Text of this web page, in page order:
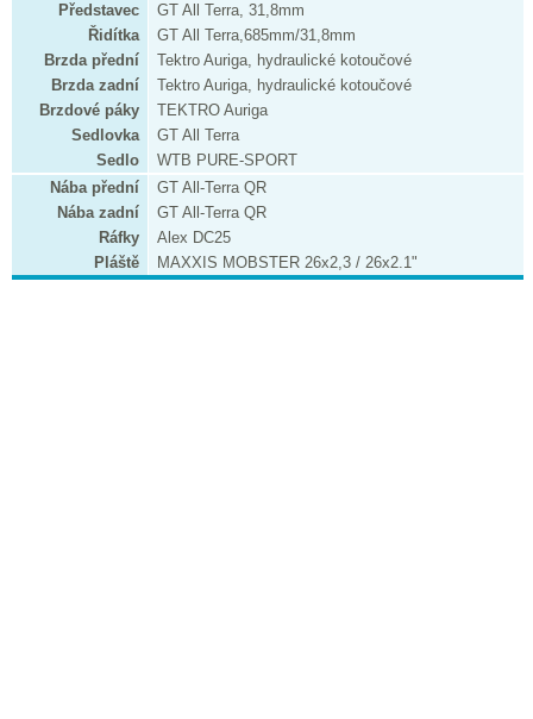
Představec
GT All Terra, 31,8mm
Řidítka
GT All Terra,685mm/31,8mm
Brzda přední
Tektro Auriga, hydraulické kotoučové
Brzda zadní
Tektro Auriga, hydraulické kotoučové
Brzdové páky
TEKTRO Auriga
Sedlovka
GT All Terra
Sedlo
WTB PURE-SPORT
Nába přední
GT All-Terra QR
Nába zadní
GT All-Terra QR
Ráfky
Alex DC25
Pláště
MAXXIS MOBSTER 26x2,3 / 26x2.1"